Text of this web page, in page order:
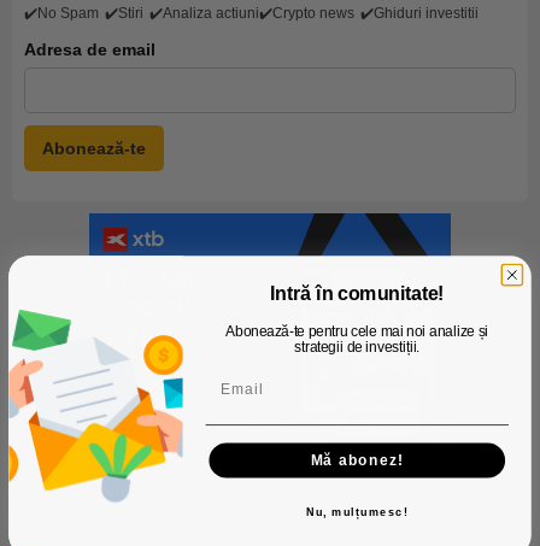
✔️No Spam ✔️Stiri ✔️Analiza actiuni✔️Crypto news ✔️Ghiduri investitii
Adresa de email
Intră în comunitate!
Abonează-te pentru cele mai noi analize și
strategii de investiții.
Mă abonez!
Nu, mulțumesc!